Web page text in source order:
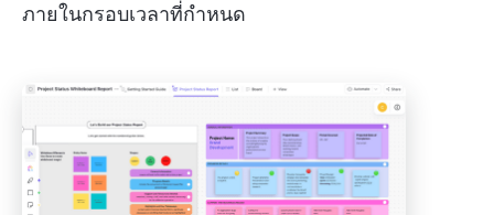
ภายในกรอบเวลาที่กำหนด